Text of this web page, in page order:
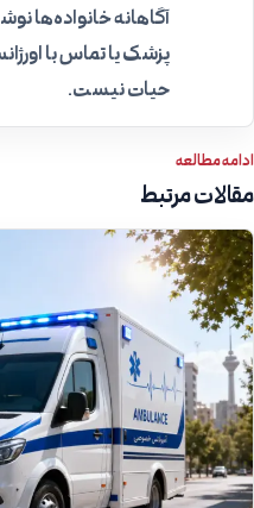
آگاهانه خانواده‌ها
حیات نیست.
ادامه مطالعه
مقالات مرتبط